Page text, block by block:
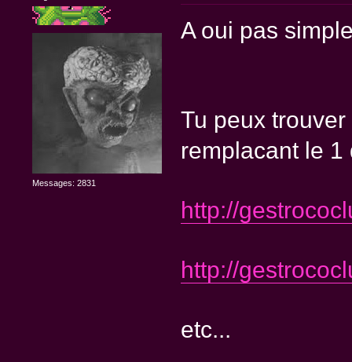
Messages: 2831
A oui pas
Tu peux
remplacant le
http://
http://
etc...